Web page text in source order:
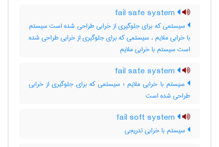
سیستمی که برای جلوگیری از خرابی طراحی شده است سیستم
با خرابی ملایم ، سیستمی که برای جلوگیری از خرابی طراحی شده
است سیستم با خرابی ملایم
سیستم با خرابی ملایم ؛ سیستمی که برای جلوگیری از خرابی
طراحی شده است
سیستم با خرابی تدریجی